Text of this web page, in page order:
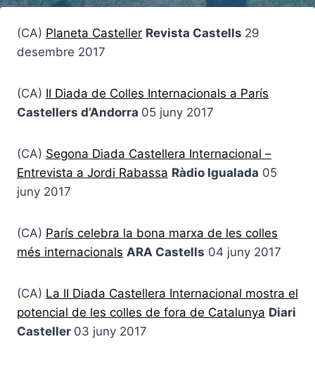
(CA) Planeta Casteller Revista Castells 29
desembre 2017
(CA) II Diada de Colles Internacionals a París
Castellers d’Andorra 05 juny 2017
(CA) Segona Diada Castellera Internacional –
Entrevista a Jordi Rabassa Ràdio Igualada 05
juny 2017
(CA) París celebra la bona marxa de les colles
més internacionals ARA Castells 04 juny 2017
(CA) La II Diada Castellera Internacional mostra el
potencial de les colles de fora de Catalunya Diari
Casteller 03 juny 2017